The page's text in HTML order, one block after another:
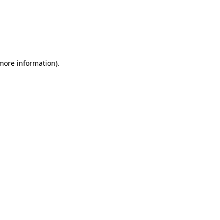
information).